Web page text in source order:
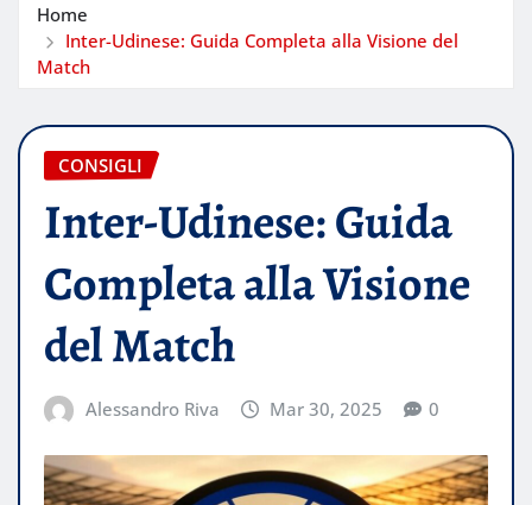
Home
Inter-Udinese: Guida Completa alla Visione del
Match
CONSIGLI
Inter-Udinese: Guida
Completa alla Visione
del Match
Alessandro Riva Mar 30, 2025 0